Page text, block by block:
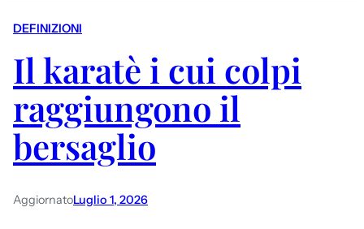
DEFINIZIONI
Il karatè i cui colpi
raggiungono il
bersaglio
AggiornatoLuglio 1, 2026